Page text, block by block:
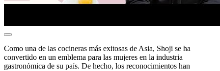
Como una de las cocineras más exitosas de Asia, Shoji se ha
convertido en un emblema para las mujeres en la industria
gastronómica de su país. De hecho, los reconocimientos han